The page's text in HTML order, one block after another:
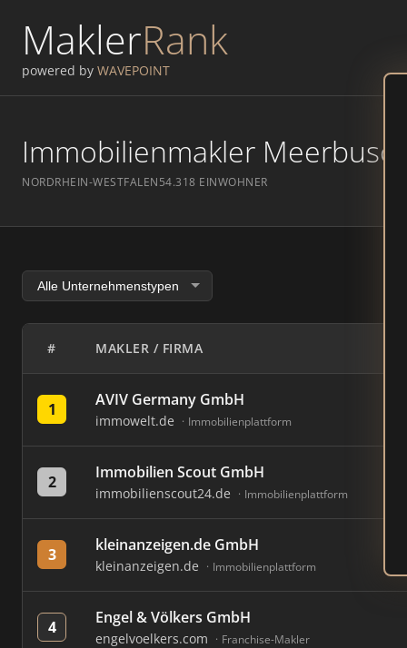
MaklerRank
powered by WAVEPOINT
Immobilienmakler
NORDRHEIN-WESTFALEN54.318 EINWOHNER
# MAKLER / FIRMA
1 AVIV Germany GmbH
immowelt.de Immobilienplattform
2 Immobilien Scout GmbH
immobilienscout24.de Immobilienplattform
3 kleinanzeigen.de GmbH
kleinanzeigen.de Immobilienplattform
4 Engel & Völkers GmbH
engelvoelkers.com Franchise-Makler